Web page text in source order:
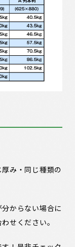
み・同じ種類の
からない場合に
せください。